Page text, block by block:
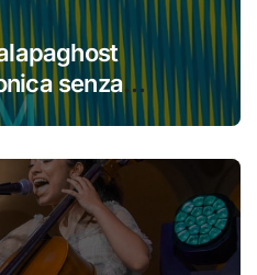
senza
identità